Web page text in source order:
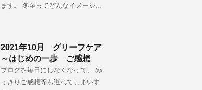
ます。 冬至ってどんなイメージ...
2021年10月 グリーフケア
～はじめの一歩 ご感想
ブログを毎日にしなくなって、 め
っきりご感想等も遅れてしまいす